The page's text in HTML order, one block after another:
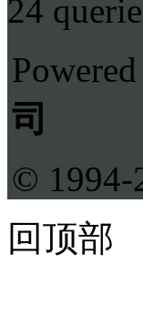
24
司
© 1994-
回顶部